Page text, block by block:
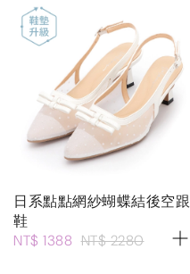
日系點點網紗蝴蝶結後空跟
鞋
NT$ 1388 NT$ 2280